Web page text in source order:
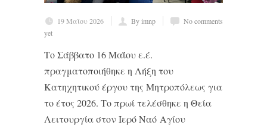
19 Μαΐου 2026 By imnp
No comments
yet
Το Σάββατο 16 Μαΐου ε.έ.
πραγματοποιήθηκε η Λήξη του
Κατηχητικού έργου της Μητροπόλεως για
το έτος 2026. Το πρωί τελέσθηκε η Θεία
Λειτουργία στον Ιερό Ναό Αγίου